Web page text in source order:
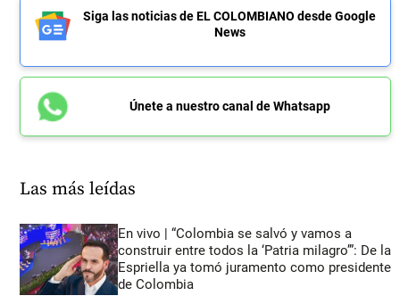
Siga las noticias de EL COLOMBIANO desde Google
News
Únete a nuestro canal de Whatsapp
Las más leídas
En vivo | “Colombia se salvó y vamos a
construir entre todos la ‘Patria milagro’”: De la
Espriella ya tomó juramento como presidente
de Colombia